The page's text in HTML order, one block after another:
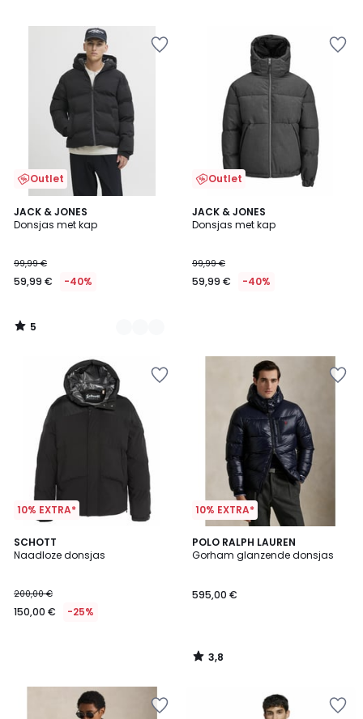
Outlet
JACK & JONES
Donsjas met kap
99,99 €
59,99 € -40%
5
/
2
Kleuren
5
/
Outlet
JACK & JONES
Donsjas met kap
99,99 €
59,99 € -40%
10% EXTRA*
SCHOTT
Naadloze donsjas
200,00 €
150,00 € -25%
10% EXTRA*
POLO RALPH LAUREN
Gorham glanzende donsjas
595,00 €
3,8
/ 5
3,8
/